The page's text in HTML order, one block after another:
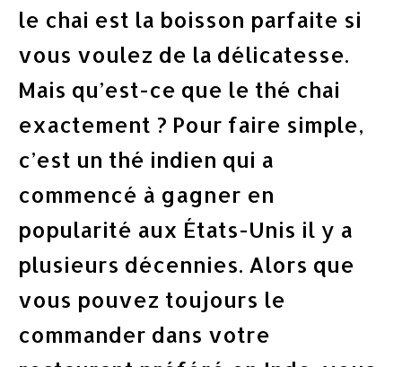
le chai est la boisson parfaite si
vous voulez de la délicatesse.
Mais qu’est-ce que le thé chai
exactement ? Pour faire simple,
c’est un thé indien qui a
commencé à gagner en
popularité aux États-Unis il y a
plusieurs décennies. Alors que
vous pouvez toujours le
commander dans votre